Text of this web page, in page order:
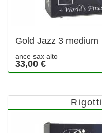
Gold Jazz 3 medium
ance sax alto
33,00 €
Rigotti